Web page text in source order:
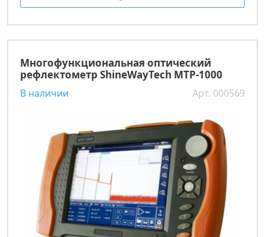
Многофункциональная оптический
рефлектометр ShineWayTech MTP-1000
В наличии Арт. 000569